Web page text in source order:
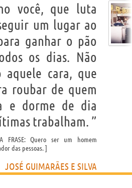
você, que luta
um lugar ao
ganhar o pão
os dias. Não
aquele cara, que
roubar de quem
e dorme de dia
trabalham. ”
FRASE: Quero ser um homem
das pessoas.
JOSÉ GUIMARÃES E SILVA